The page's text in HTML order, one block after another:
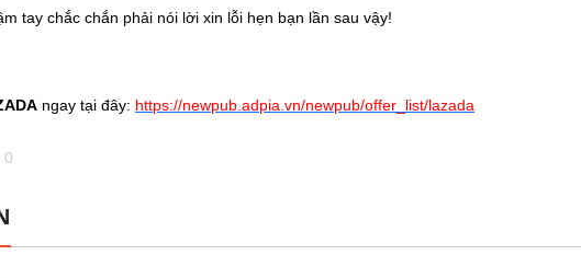
tay chắc chắn phải nói lời xin lỗi hẹn bạn lần sau vậy!
ngay tại đây: https://newpub.adpia.vn/newpub/offer_list/lazada
0